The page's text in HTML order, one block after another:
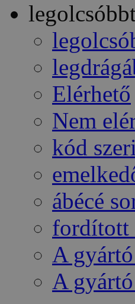
Elérhető
Nem
kód
ábécé
fordított
A
A